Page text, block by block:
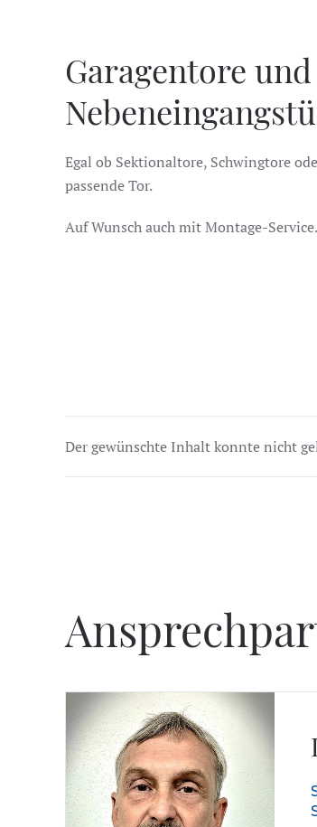
Garagentore und
Egal ob Sektionaltore, Schwingtore
passende Tor.
Auf Wunsch auch mit Montage-Service.
Der gewünschte Inhalt konnte nicht